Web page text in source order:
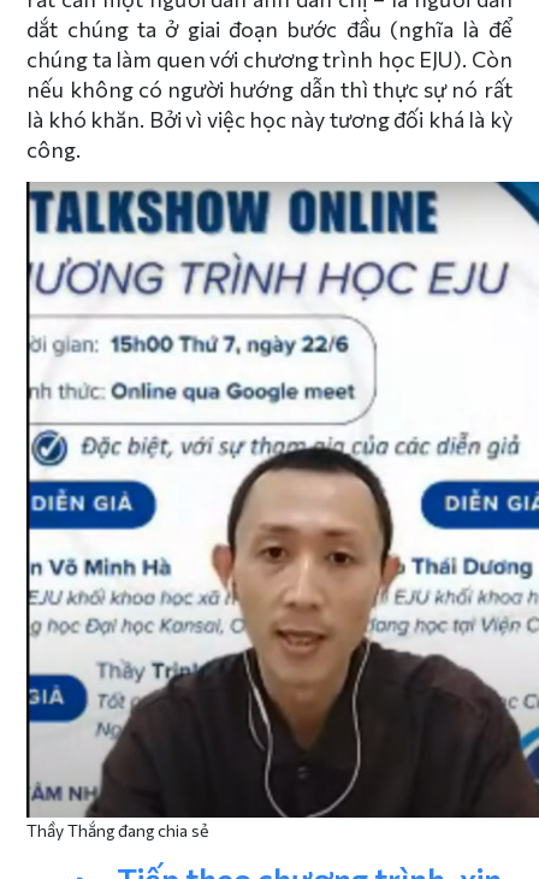
dắt chúng ta ở giai đoạn bước đầu (nghĩa là để
chúng ta làm quen với chương trình học EJU). Còn
nếu không có người hướng dẫn thì thực sự nó rất
là khó khăn. Bởi vì việc học này tương đối khá là kỳ
công.
Thầy Thắng đang chia sẻ